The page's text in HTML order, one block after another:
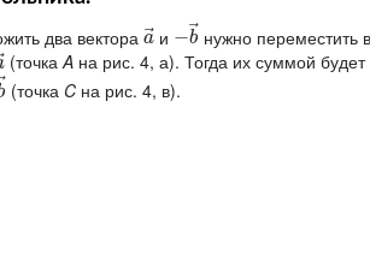
два вектора a⃗
a→
и −b
−b→нужно переместить
⃗→(точкаA на рис. 4, а). Тогда их суммой
⃗
→(точка Cна рис. 4, в).